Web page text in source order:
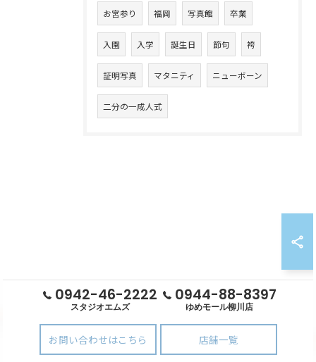
お宮参り 福岡 写真館 卒業
入園 入学 誕生日 節句 袴
証明写真 マタニティ ニューボーン
二分の一成人式
0942-46-2222
スタジオエムズ
0944-88-8397
ゆめモール柳川店
お問い合わせはこちら 店舗一覧